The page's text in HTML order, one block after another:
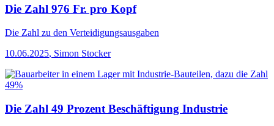
Die Zahl 976 Fr. pro Kopf
Die Zahl zu den Verteidigungsausgaben
10.06.2025, Simon Stocker
Die Zahl 49 Prozent Beschäftigung Industrie